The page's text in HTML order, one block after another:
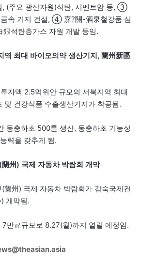
, (주요 광산자원)석탄, 시멘트암 등, ③
속 기지 건설, ④ 嘉?關-酒泉철강품 심
석탄층가스 자원 개발 등임.
역 최대 바이오의약 생산기지, 蘭州新區
자액 2.5억위안 규모의 서북지역 최대
및 건강식품 수출생산기지가 착공됨.
동충하초 500톤 생산, 동충하초 기능성
력을 갖추게 됨.
州) 국제 자동차 박람회 개막
蘭州) 국제 자동차 박람회가 감숙국제컨
개막됨.
만㎡규모로 8.27(월)까지 열릴 예정임.